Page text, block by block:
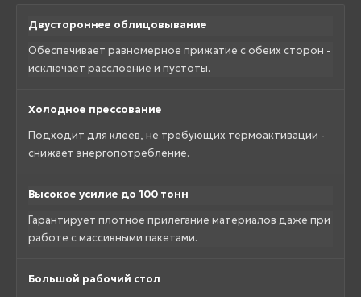
Двустороннее облицовывание
Обеспечивает равномерное прижатие с обеих сторон -
исключает расслоение и пустоты.
Холодное прессование
Подходит для клеев, не требующих термоактивации -
снижает энергопотребление.
Высокое усилие до 100 тонн
Гарантирует плотное прилегание материалов даже при
работе с массивными пакетами.
Большой рабочий стол